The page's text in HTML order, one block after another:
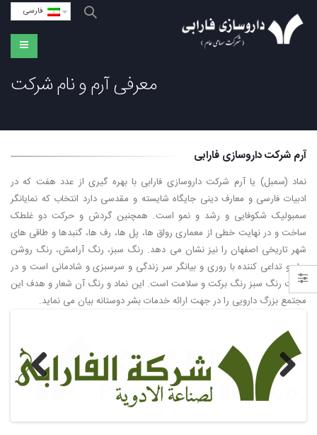
فارسی
معرفی آرم و نام شرکت
آرم شرکت داروسازی فارابی
نماد (سمبل) یا آرم شرکت داروسازی فارابی با بهره گیری از عدد هفت که در
ادبیات فارسی و معارف دینی جایگاه شایسته و مقدسی دارد انتخاب که نمایانگر
سمبولیک شکوفایی و رشد و نمو است. همچنین گردش و حرکت دو غلطک
ساخت و در نهایت خطی از معماری رواق ها، پل ها، رف ها، گنبدها و طاقی های
شهر تاریخی اصفهان را نیز نشان می دهد. رنگ سبز، رنگ آرامش، رنگ روشن
بهار و تداعی کننده با روری و بیانگر سر زندگی و سرسبزی و شادمانی است و در
نهایت رنگ سبز رنگ برکت و سلامت است. این نماد و رنگ آن شعار و هدف این
مجتمع بزرگ دارویی را در جهت ارائه خدمات بشر دوستانه بیان می نماید.
Previous